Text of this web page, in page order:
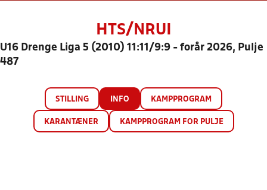
HTS/NRUI
U16 Drenge Liga 5 (2010) 11:11/9:9 - forår 2026, Pulje
487
STILLING INFO KAMPPROGRAM
KARANTÆNER KAMPPROGRAM FOR PULJE